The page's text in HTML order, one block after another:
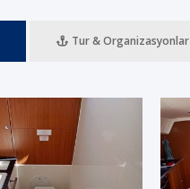
Tur & Organizasyonlar